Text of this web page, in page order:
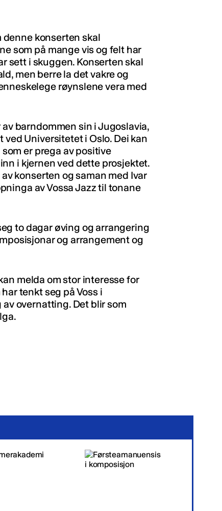
denne konserten skal
som på mange vis og felt har
sett i skuggen. Konserten skal
men berre la det vakre og
røynslene vera med
barndommen sin i Jugoslavia,
Universitetet i Oslo. Dei kan
er prega av positive
i kjernen ved dette prosjektet.
konserten og saman med Ivar
av Vossa Jazz til tonane
to dagar øving og arrangering
og arrangement og
melda om stor interesse for
tenkt seg på Voss i
overnatting. Det blir som